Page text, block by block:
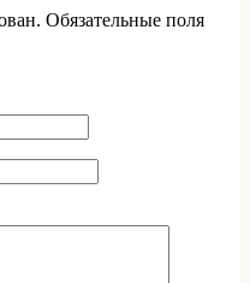
Обязательные поля